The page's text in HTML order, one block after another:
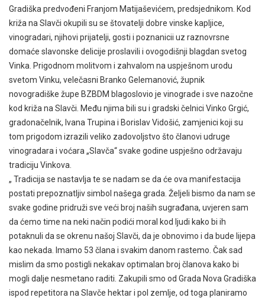
Gradiška predvođeni Franjom Matijaševićem, predsjednikom. Kod
križa na Slavči okupili su se štovatelji dobre vinske kapljice,
vinogradari, njihovi prijatelji, gosti i poznanicii uz raznovrsne
domaće slavonske delicije proslavili i ovogodišnji blagdan svetog
Vinka. Prigodnom molitvom i zahvalom na uspješnom urodu
svetom Vinku, velečasni Branko Gelemanović, župnik
novogradiške župe BZBDM blagoslovio je vinograde i sve nazočne
kod križa na Slavči. Među njima bili su i gradski čelnici Vinko Grgić,
gradonačelnik, Ivana Trupina i Borislav Vidošić, zamjenici koji su
tom prigodom izrazili veliko zadovoljstvo što članovi udruge
vinogradara i voćara „Slavča“ svake godine uspješno održavaju
tradiciju Vinkova.
„ Tradicija se nastavlja te se nadam se da će ova manifestacija
postati prepoznatljiv simbol našega grada. Željeli bismo da nam se
svake godine pridruži sve veći broj naših sugrađana, uvjeren sam
da ćemo time na neki način podići moral kod ljudi kako bi ih
potaknuli da se okrenu našoj Slavči, da je obnovimo i da bude lijepa
kao nekada. Imamo 53 člana i svakim danom rastemo. Čak sad
mislim da smo postigli nekakav optimalan broj članova kako bi
mogli dalje nesmetano raditi. Zakupili smo od Grada Nova Gradiška
ispod repetitora na Slavče hektar i pol zemlje, od toga planiramo